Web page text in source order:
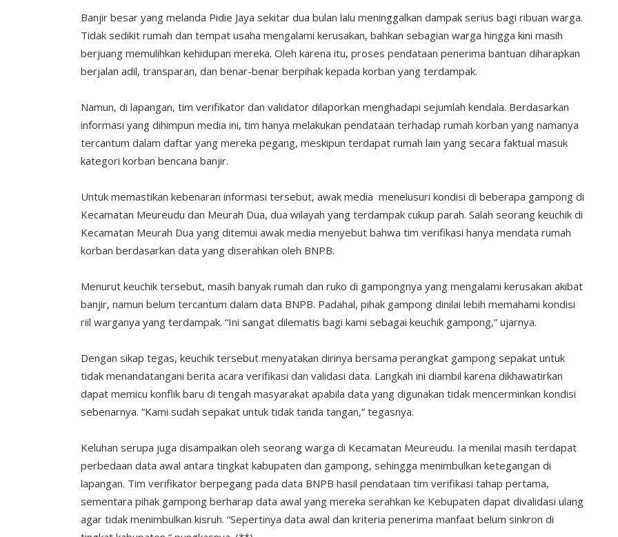
Banjir besar yang melanda Pidie Jaya sekitar dua bulan lalu meninggalkan dampak serius bagi ribuan warga.
Tidak sedikit rumah dan tempat usaha mengalami kerusakan, bahkan sebagian warga hingga kini masih
berjuang memulihkan kehidupan mereka. Oleh karena itu, proses pendataan penerima bantuan diharapkan
berjalan adil, transparan, dan benar-benar berpihak kepada korban yang terdampak.
Namun, di lapangan, tim verifikator dan validator dilaporkan menghadapi sejumlah kendala. Berdasarkan
informasi yang dihimpun media ini, tim hanya melakukan pendataan terhadap rumah korban yang namanya
tercantum dalam daftar yang mereka pegang, meskipun terdapat rumah lain yang secara faktual masuk
kategori korban bencana banjir.
Untuk memastikan kebenaran informasi tersebut, awak media menelusuri kondisi di beberapa gampong di
Kecamatan Meureudu dan Meurah Dua, dua wilayah yang terdampak cukup parah. Salah seorang keuchik di
Kecamatan Meurah Dua yang ditemui awak media menyebut bahwa tim verifikasi hanya mendata rumah
korban berdasarkan data yang diserahkan oleh BNPB.
Menurut keuchik tersebut, masih banyak rumah dan ruko di gampongnya yang mengalami kerusakan akibat
banjir, namun belum tercantum dalam data BNPB. Padahal, pihak gampong dinilai lebih memahami kondisi
riil warganya yang terdampak. “Ini sangat dilematis bagi kami sebagai keuchik gampong,” ujarnya.
Dengan sikap tegas, keuchik tersebut menyatakan dirinya bersama perangkat gampong sepakat untuk
tidak menandatangani berita acara verifikasi dan validasi data. Langkah ini diambil karena dikhawatirkan
dapat memicu konflik baru di tengah masyarakat apabila data yang digunakan tidak mencerminkan kondisi
sebenarnya. “Kami sudah sepakat untuk tidak tanda tangan,” tegasnya.
Keluhan serupa juga disampaikan oleh seorang warga di Kecamatan Meureudu. Ia menilai masih terdapat
perbedaan data awal antara tingkat kabupaten dan gampong, sehingga menimbulkan ketegangan di
lapangan. Tim verifikator berpegang pada data BNPB hasil pendataan tim verifikasi tahap pertama,
sementara pihak gampong berharap data awal yang mereka serahkan ke Kebupaten dapat divalidasi ulang
agar tidak menimbulkan kisruh. “Sepertinya data awal dan kriteria penerima manfaat belum sinkron di